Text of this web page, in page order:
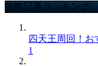
攻略記事ランキング
四天王周回！
1